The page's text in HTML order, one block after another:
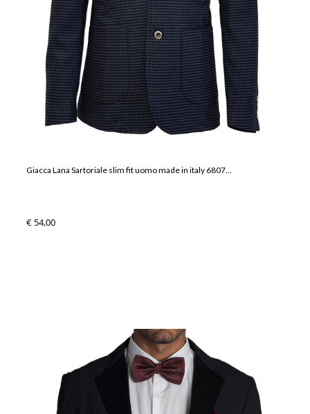
Giacca Lana Sartoriale slim fit uomo made in italy 6807...
€ 54,00